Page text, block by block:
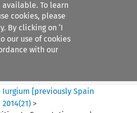
To learn
cookies, please
. By clicking on ‘I
our use of cookies
with our
filters
Spain
Iurgium [previously Spain
2014(21) >